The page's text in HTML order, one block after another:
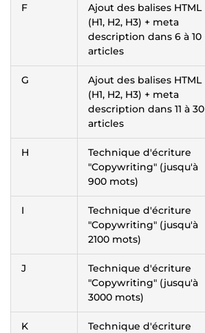
F
Ajout des balises HTML
(H1, H2, H3) + meta
description dans 6 à 10
articles
G
Ajout des balises HTML
(H1, H2, H3) + meta
description dans 11 à 30
articles
H
Technique d'écriture
"Copywriting" (jusqu'à
900 mots)
I
Technique d'écriture
"Copywriting" (jusqu'à
2100 mots)
J
Technique d'écriture
"Copywriting" (jusqu'à
3000 mots)
K
Technique d'écriture